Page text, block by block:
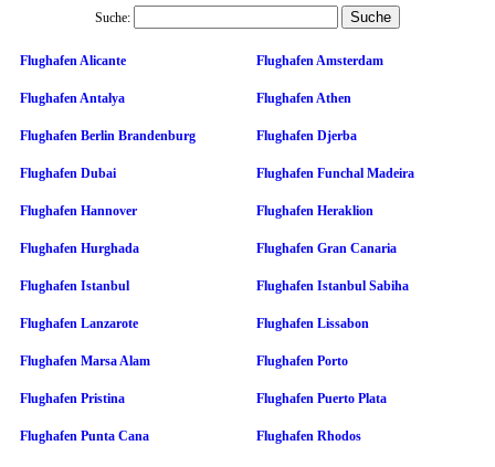
Suche:
Flughafen Alicante Flughafen Amsterdam
Flughafen Antalya Flughafen Athen
Flughafen Berlin Brandenburg Flughafen Djerba
Flughafen Dubai Flughafen Funchal Madeira
Flughafen Hannover Flughafen Heraklion
Flughafen Hurghada Flughafen Gran Canaria
Flughafen Istanbul Flughafen Istanbul Sabiha
Flughafen Lanzarote Flughafen Lissabon
Flughafen Marsa Alam Flughafen Porto
Flughafen Pristina Flughafen Puerto Plata
Flughafen Punta Cana Flughafen Rhodos